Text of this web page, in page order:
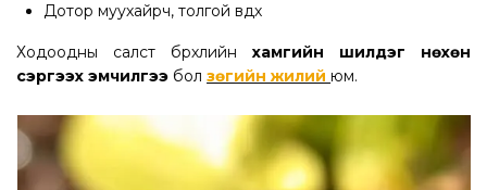
Дотор муухайрч, толгой өвдөх
Ходоодны салст бүрхүүлийн хамгийн шилдэг нөхөн
сэргээх эмчилгээ болзөгийн жилийюм.